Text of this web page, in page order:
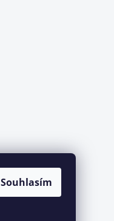
Souhlasím